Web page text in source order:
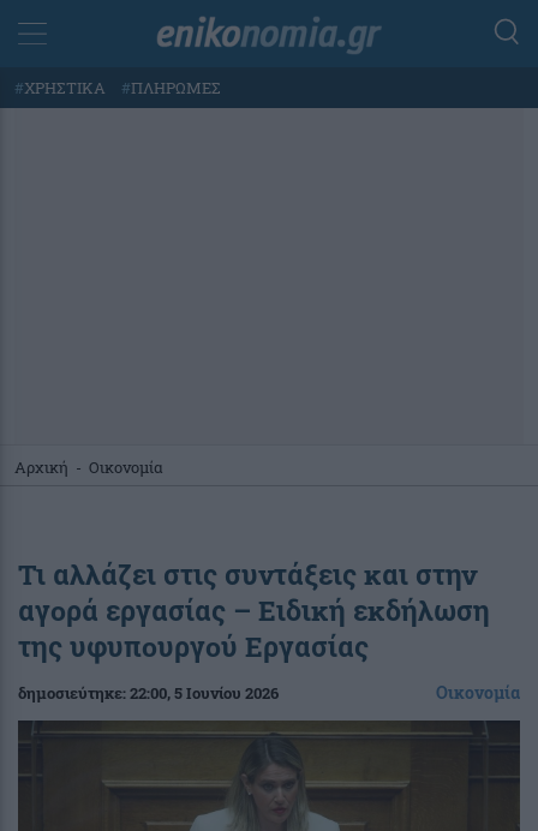
#ΧΡΗΣΤΙΚΑ #ΠΛΗΡΩΜΕΣ
Αρχική - Οικονομία
Τι αλλάζει στις συντάξεις και στην
αγορά εργασίας – Ειδική εκδήλωση
της υφυπουργού Εργασίας
δημοσιεύτηκε:22:00, 5 Ιουνίου 2026 Οικονομία